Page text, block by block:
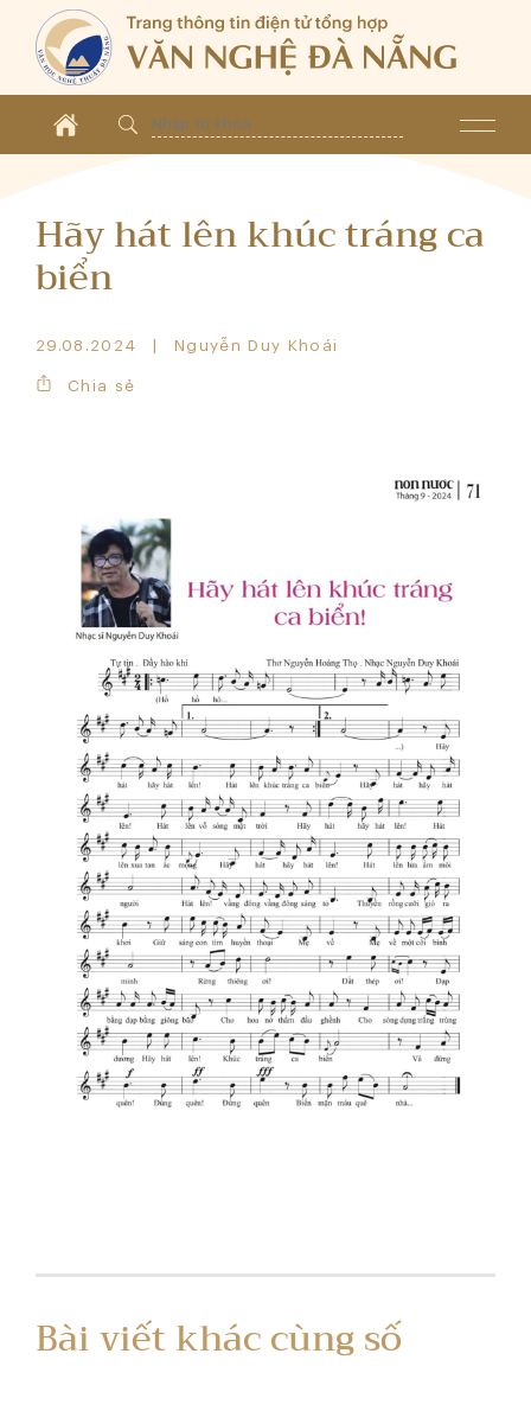
Hãy hát lên khúc tráng ca
biển
29.08.2024 Nguyễn Duy Khoái
Chia sẻ
Bài viết khác cùng số